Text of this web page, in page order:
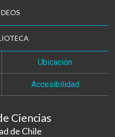
Ubicación
Accesibilidad
Ciencias
de Chile